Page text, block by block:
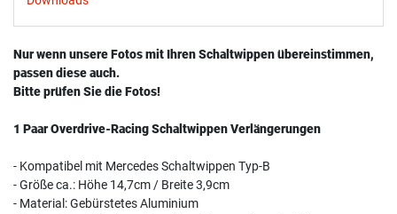
Nur wenn unsere Fotos mit Ihren Schaltwippen übereinstimmen,
passen diese auch.
Bitte prüfen Sie die Fotos!
1 Paar Overdrive-Racing Schaltwippen Verlängerungen
- Kompatibel mit Mercedes Schaltwippen Typ-B
- Größe ca.: Höhe 14,7cm / Breite 3,9cm
- Material: Gebürstetes Aluminium